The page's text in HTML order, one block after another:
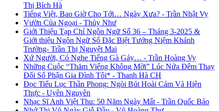
Thị Bích Hà
Tiếng Việt, Bao Giờ Cho Tới… Ngày Xưa? - Trần Nhật Vy
Vườn Của Ngoại - Thủy Như
Giới Thiệu Tạp Chí Ngôn Ngữ Số 36 – Tháng 3-2025 &
Giới thiệu Ngôn Ngữ Số Đặc Biệt Tưởng Niệm Khánh
Trường- Trần Thị Nguyệt Mai
Xứ Người, Có Nghe Tiếng Gà Gáy… - Trần Hoàng Vy
Những Cuộc “Thăm Viếng Không Mời” Lúc Nửa Đêm Thay
Đổi Số Phận Gia Đình Tôi* - Thanh Hà CH
Đọc Tiểu Lục Thần Phong: Ngòi Bút Hoài Cảm Và Hiện
Thực - Uyên Nguyên
Nhạc Sĩ Anh Việt Thu: 50 Năm Ngày Mất - Trần Quốc Bảo